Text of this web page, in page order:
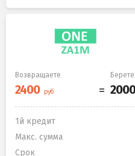
Возвращаете Берете
1й кредит
Макс. сумма
Срок